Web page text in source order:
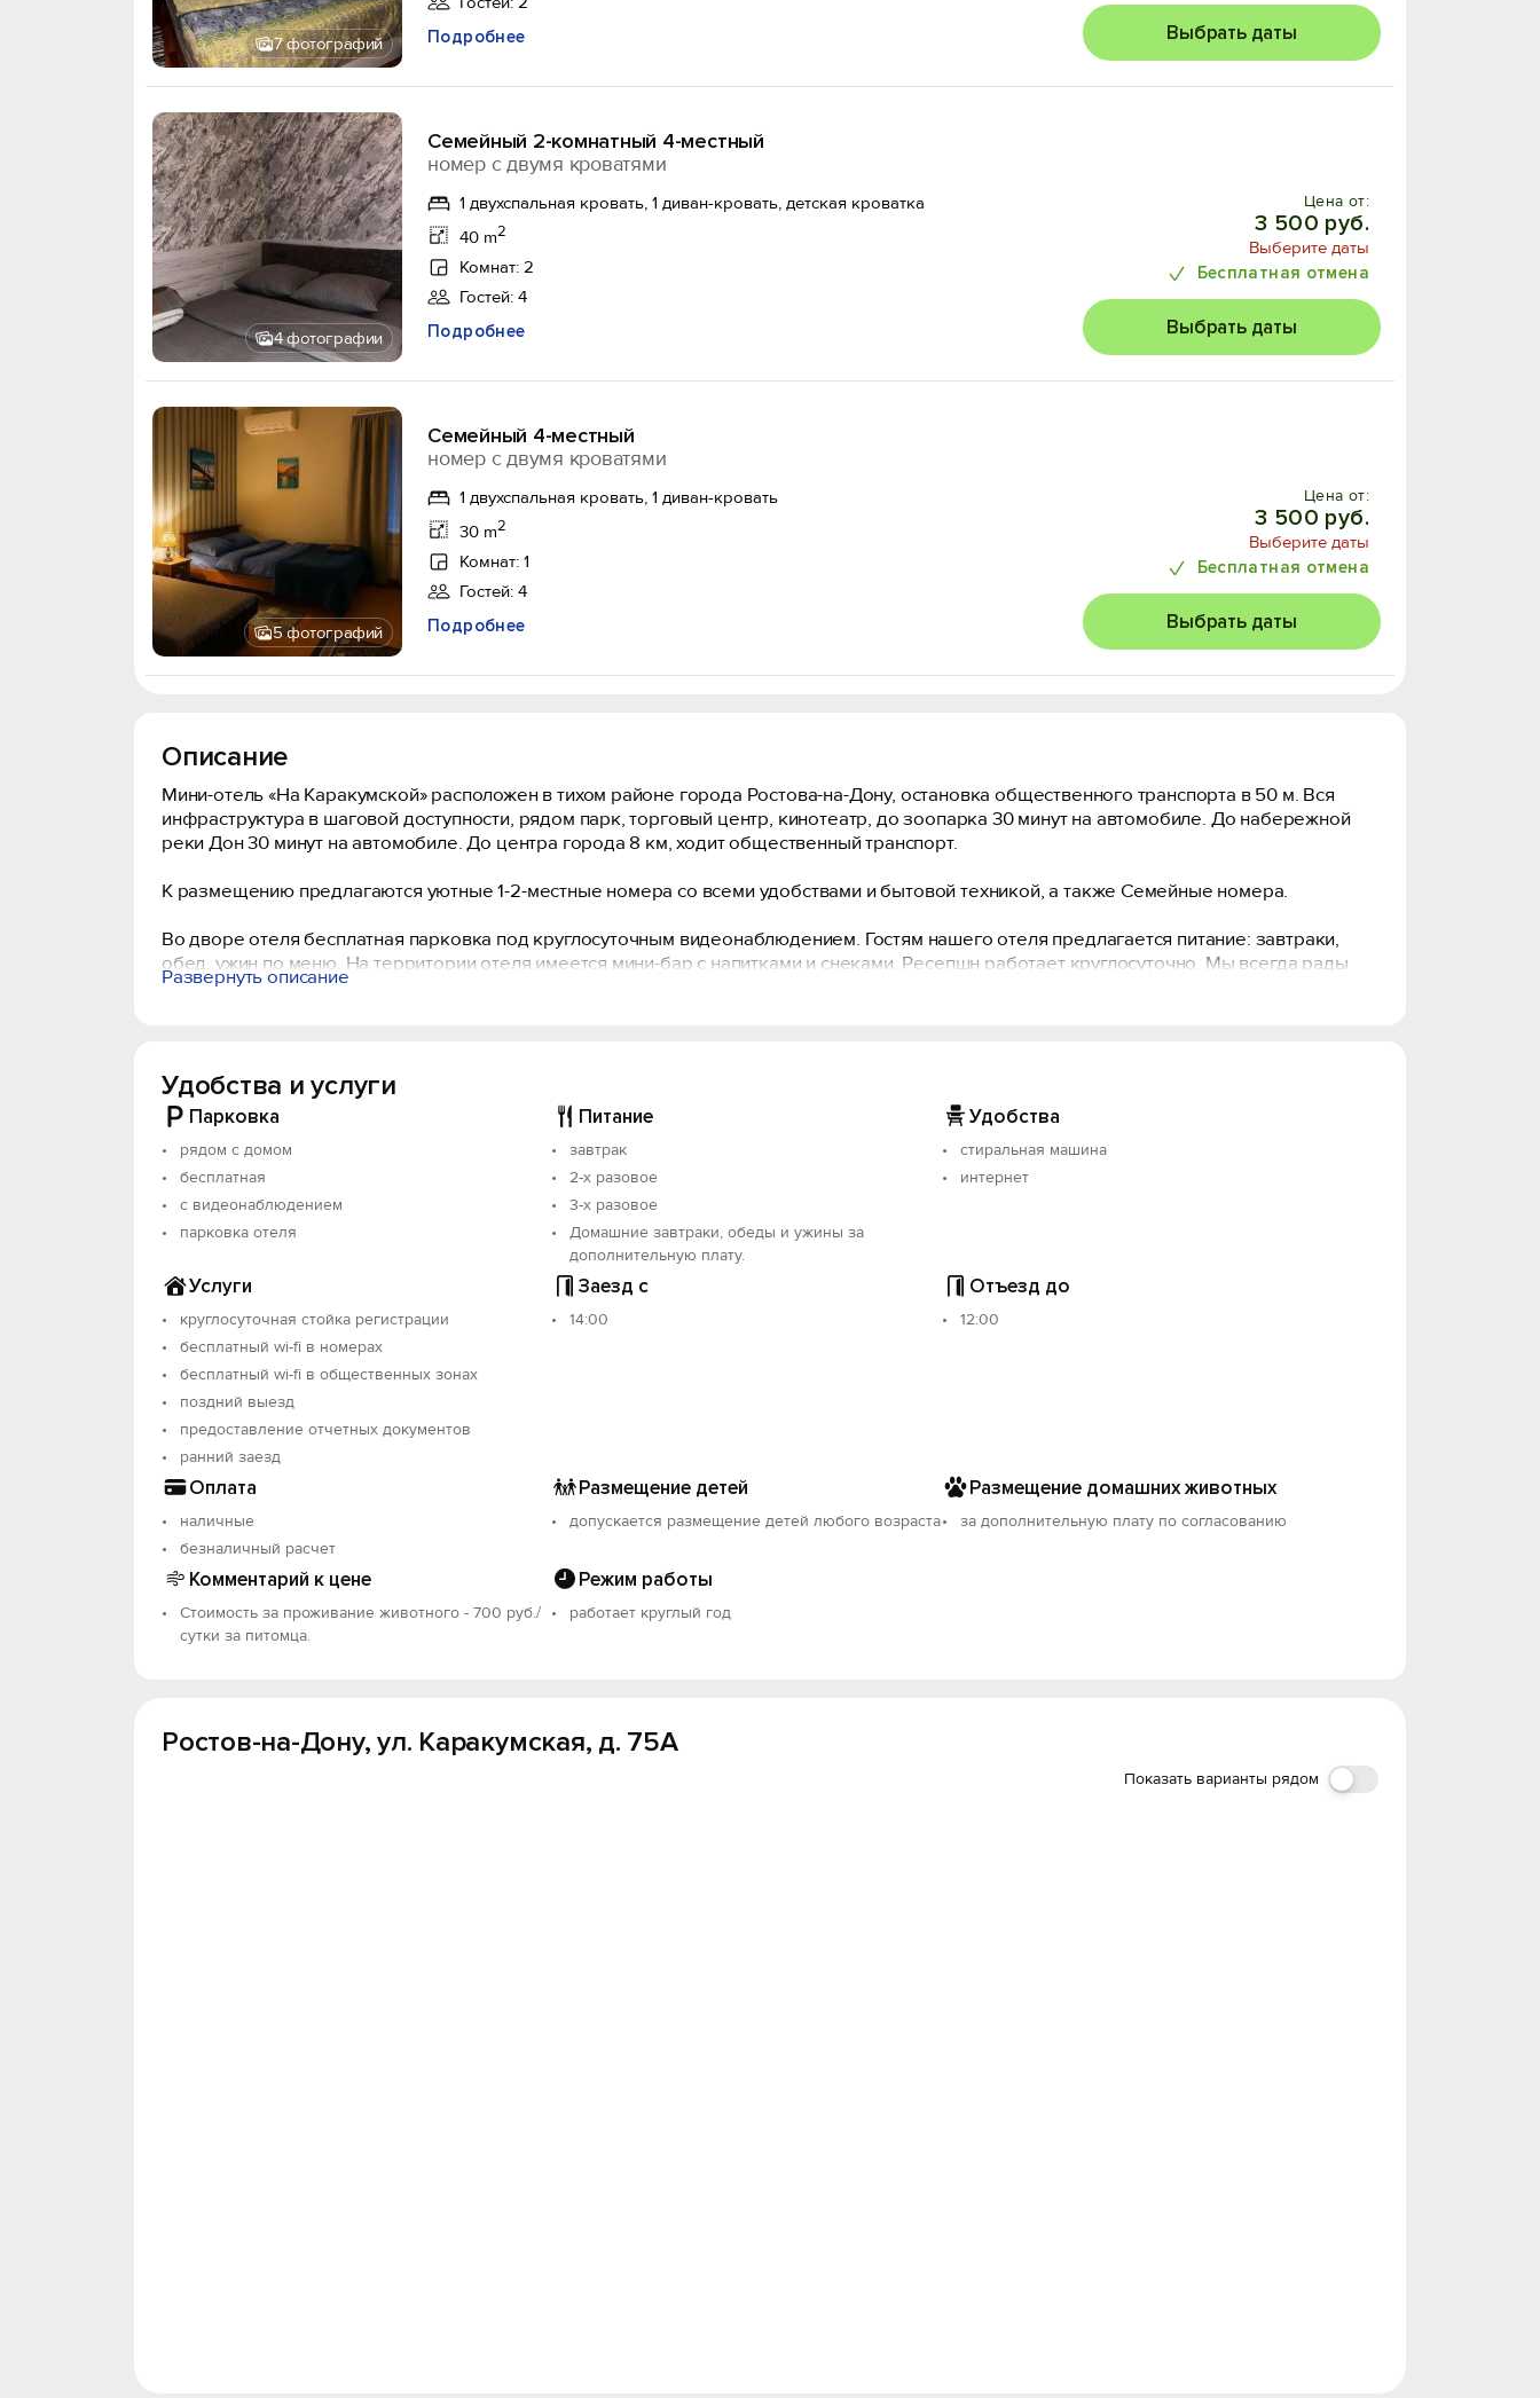
7 фотографий
Подробнее
Выбрать даты
4 фотографии
Семейный 2-комнатный 4-местный
номер с двумя кроватями
1 двухспальная кровать, 1 диван-кровать, детская кроватка
40 m2
Комнат: 2
Гостей: 4
Подробнее
Цена от:
3 500 руб.
Выберите даты
Бесплатная отмена
Выбрать даты
5 фотографий
Семейный 4-местный
номер с двумя кроватями
1 двухспальная кровать, 1 диван-кровать
30 m2
Комнат: 1
Гостей: 4
Подробнее
Цена от:
3 500 руб.
Выберите даты
Бесплатная отмена
Выбрать даты
Описание
Мини-отель «На Каракумской» расположен в тихом районе города Ростова-на-Дону, остановка общественного транспорта в 50 м. Вся
инфраструктура в шаговой доступности, рядом парк, торговый центр, кинотеатр, до зоопарка 30 минут на автомобиле. До набережной
реки Дон 30 минут на автомобиле. До центра города 8 км, ходит общественный транспорт.
К размещению предлагаются уютные 1-2-местные номера со всеми удобствами и бытовой техникой, а также Семейные номера.
Во дворе отеля бесплатная парковка под круглосуточным видеонаблюдением. Гостям нашего отеля предлагается питание: завтраки,
обед, ужин по меню. На территории отеля имеется мини-бар с напитками и снеками. Ресепшн работает круглосуточно. Мы всегда рады
нашим гостям.
Развернуть описание
Удобства и услуги
Парковка
рядом с домом
бесплатная
с видеонаблюдением
парковка отеля
Питание
завтрак
2-х разовое
3-х разовое
Домашние завтраки, обеды и ужины за
дополнительную плату.
Удобства
стиральная машина
интернет
Услуги
круглосуточная стойка регистрации
бесплатный wi-fi в номерах
бесплатный wi-fi в общественных зонах
поздний выезд
предоставление отчетных документов
ранний заезд
Заезд с
14:00
Отъезд до
12:00
Оплата
наличные
безналичный расчет
Размещение детей
допускается размещение детей любого возраста
Размещение домашних животных
за дополнительную плату по согласованию
Комментарий к цене
Стоимость за проживание животного - 700 руб./
сутки за питомца.
Режим работы
работает круглый год
Ростов-на-Дону, ул. Каракумская, д. 75А
Показать варианты рядом